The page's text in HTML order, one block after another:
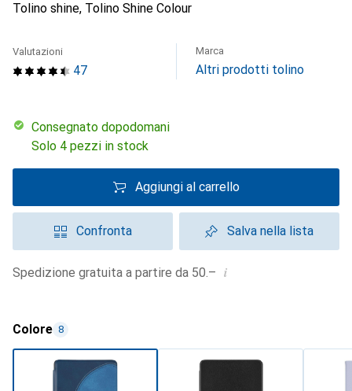
Tolino shine, Tolino Shine Colour
47
Valutazioni Marca
Altri prodotti tolino
Consegnato dopodomani
Solo 4 pezzi in stock
Aggiungi al carrello
Confronta Salva nella lista
Spedizione gratuita a partire da 50.– i
Colore 8